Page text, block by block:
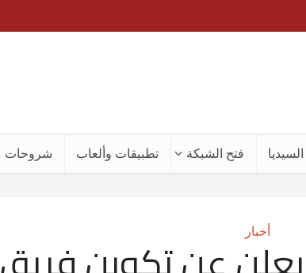
فتح الشبكة تطبيقات وألعاب شروحات
أخبار